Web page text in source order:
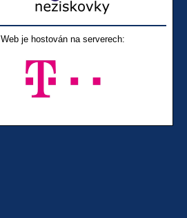
Web je hostován na serverech: